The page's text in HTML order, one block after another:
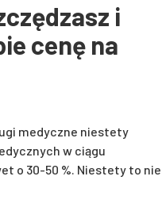
i
cenę na
medyczne niestety
w ciągu
o 30-50 %. Niestety to nie